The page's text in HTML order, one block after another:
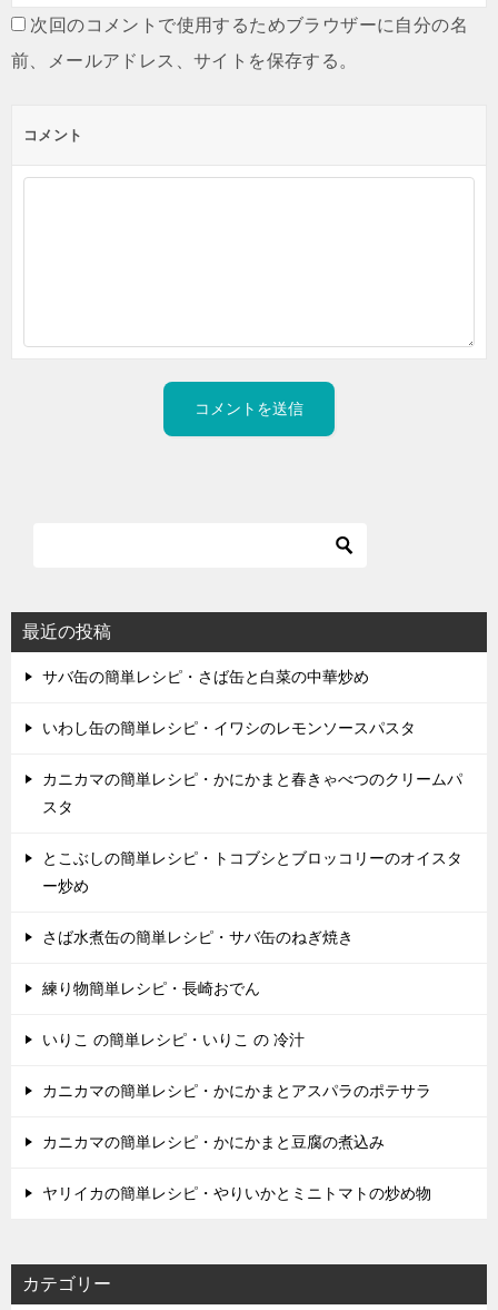
次回のコメントで使用するためブラウザーに自分の名
前、メールアドレス、サイトを保存する。
コメント
最近の投稿
サバ缶の簡単レシピ・さば缶と白菜の中華炒め
いわし缶の簡単レシピ・イワシのレモンソースパスタ
カニカマの簡単レシピ・かにかまと春きゃべつのクリームパ
スタ
とこぶしの簡単レシピ・トコブシとブロッコリーのオイスタ
ー炒め
さば水煮缶の簡単レシピ・サバ缶のねぎ焼き
練り物簡単レシピ・長崎おでん
いりこ の簡単レシピ・いりこ の 冷汁
カニカマの簡単レシピ・かにかまとアスパラのポテサラ
カニカマの簡単レシピ・かにかまと豆腐の煮込み
ヤリイカの簡単レシピ・やりいかとミニトマトの炒め物
カテゴリー